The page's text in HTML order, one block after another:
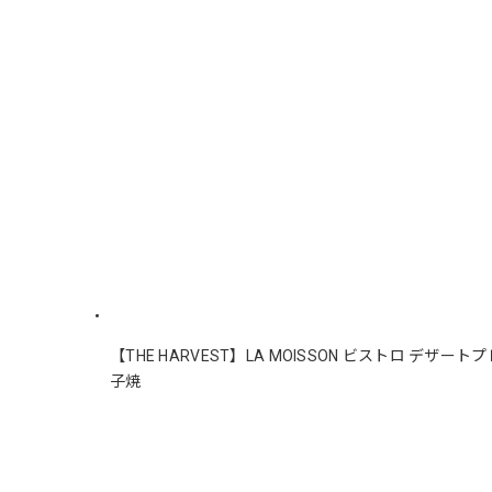
【THE HARVEST】LA MOISSON ビストロ デザート
子焼